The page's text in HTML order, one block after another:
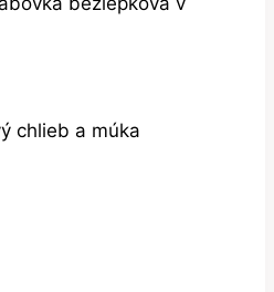
chlieb a múka